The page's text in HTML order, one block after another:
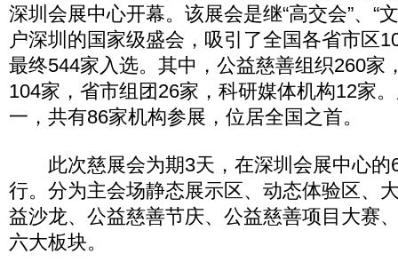
深圳会展中心开幕。该展会是继“高交会”、“
户深圳的国家级盛会，吸引了全国各省市区
最终544家入选。其中，公益慈善组织260家
104家，省市组团26家，科研媒体机构12家
一，共有86家机构参展，位居全国之首。
此次慈展会为期3天，在深圳会展中心的
行。分为主会场静态展示区、动态体验区、
益沙龙、公益慈善节庆、公益慈善项目大赛
六大板块。